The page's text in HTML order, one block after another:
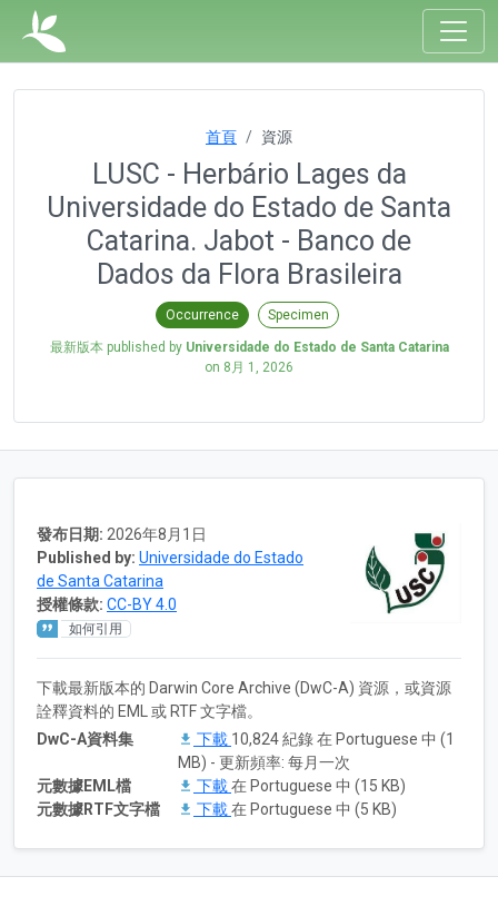
首頁 資源
LUSC - Herbário Lages da
Universidade do Estado de Santa
Catarina. Jabot - Banco de
Dados da Flora Brasileira
Occurrence Specimen
最新版本 published by Universidade do Estado de Santa Catarina
on 8月 1, 2026
發布日期: 2026年8月1日
Published by: Universidade do Estado
de Santa Catarina
授權條款: CC-BY 4.0
如何引用
下載最新版本的 Darwin Core Archive (DwC-A) 資源，或資源
詮釋資料的 EML 或 RTF 文字檔。
DwC-A資料集
下載 10,824 紀錄 在 Portuguese 中 (1
MB) - 更新頻率: 每月一次
元數據EML檔
下載在 Portuguese 中 (15 KB)
元數據RTF文字檔
下載在 Portuguese 中 (5 KB)